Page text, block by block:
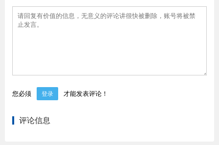
您必须 登录 才能发表评论！
评论信息